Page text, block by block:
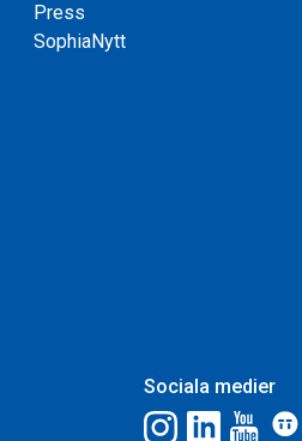
Press
SophiaNytt
Sociala medier